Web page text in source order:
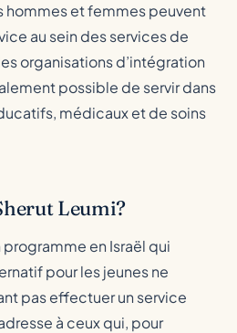
hommes et femmes peuvent
au sein des services de
organisations d’intégration
possible de servir dans
médicaux et de soins
Leumi?
programme en Israël qui
pour les jeunes ne
pas effectuer un service
à ceux qui, pour